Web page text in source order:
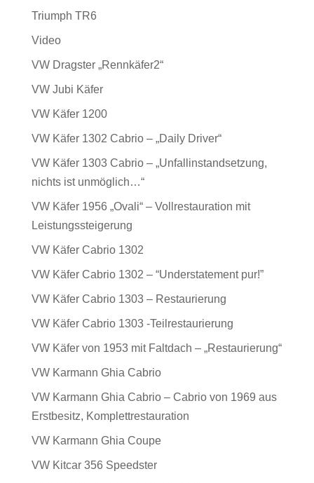
Triumph TR6
Video
VW Dragster „Rennkäfer2“
VW Jubi Käfer
VW Käfer 1200
VW Käfer 1302 Cabrio – „Daily Driver“
VW Käfer 1303 Cabrio – „Unfallinstandsetzung,
nichts ist unmöglich…“
VW Käfer 1956 „Ovali“ – Vollrestauration mit
Leistungssteigerung
VW Käfer Cabrio 1302
VW Käfer Cabrio 1302 – “Understatement pur!”
VW Käfer Cabrio 1303 – Restaurierung
VW Käfer Cabrio 1303 -Teilrestaurierung
VW Käfer von 1953 mit Faltdach – „Restaurierung“
VW Karmann Ghia Cabrio
VW Karmann Ghia Cabrio – Cabrio von 1969 aus
Erstbesitz, Komplettrestauration
VW Karmann Ghia Coupe
VW Kitcar 356 Speedster